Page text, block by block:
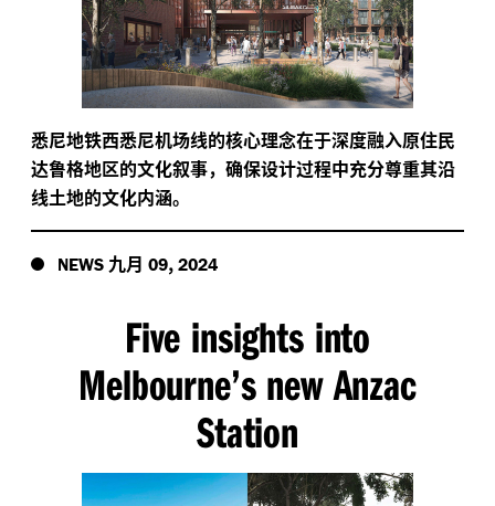
悉尼地铁西悉尼机场线的核心理念在于深度融入原住民
达鲁格地区的文化叙事，确保设计过程中充分尊重其沿
线土地的文化内涵。
NEWS 九月 09, 2024
Five insights into
Melbourne’s new Anzac
Station